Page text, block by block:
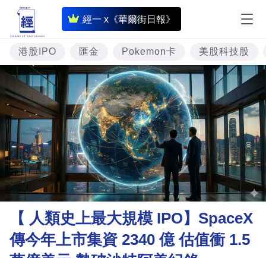
經一 x《華爾街日報》
即
時
財
經
專
題
投
資
樓
市
理
財
商
港股IPO 匯金 Pokemon卡 美股科技股
【 人類史上最大規模 IPO】SpaceX
傳今年上市集資 2340 億 估值衝 1.5